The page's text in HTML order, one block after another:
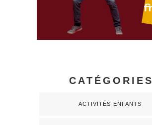
CATÉGORIES
ACTIVITÉS ENFANTS